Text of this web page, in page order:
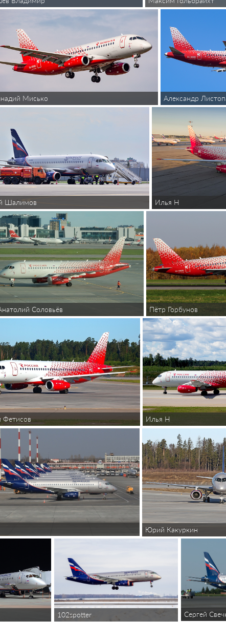
Мисько Александр
Шалимов Илья Н
Соловьёв Пётр Горбунов
Фетисов Илья Н
Юрий Какуркин
102spotter Сергей